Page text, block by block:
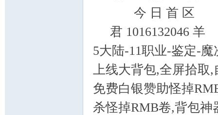
今 日 首 区
君
5大陆-11职业-鉴定-魔
上线大背包,全屏拾取
免费白银赞助怪掉
杀怪掉RMB卷,背包神